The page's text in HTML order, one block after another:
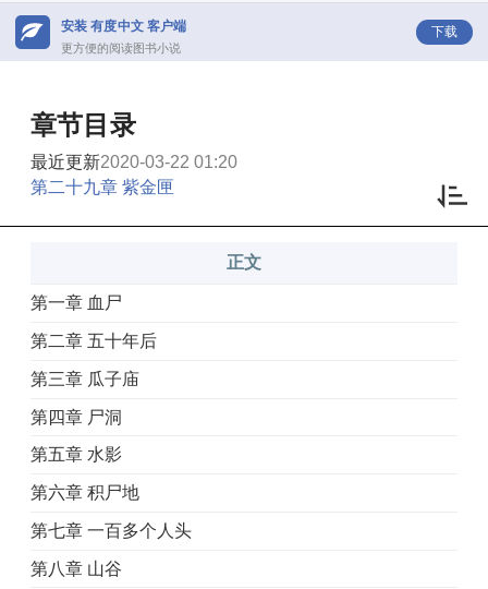
安装 有度中文 客户端
更方便的阅读图书小说
下载
章节目录
最近更新2020-03-22 01:20
第二十九章 紫金匣
正文
第一章 血尸
第二章 五十年后
第三章 瓜子庙
第四章 尸洞
第五章 水影
第六章 积尸地
第七章 一百多个人头
第八章 山谷